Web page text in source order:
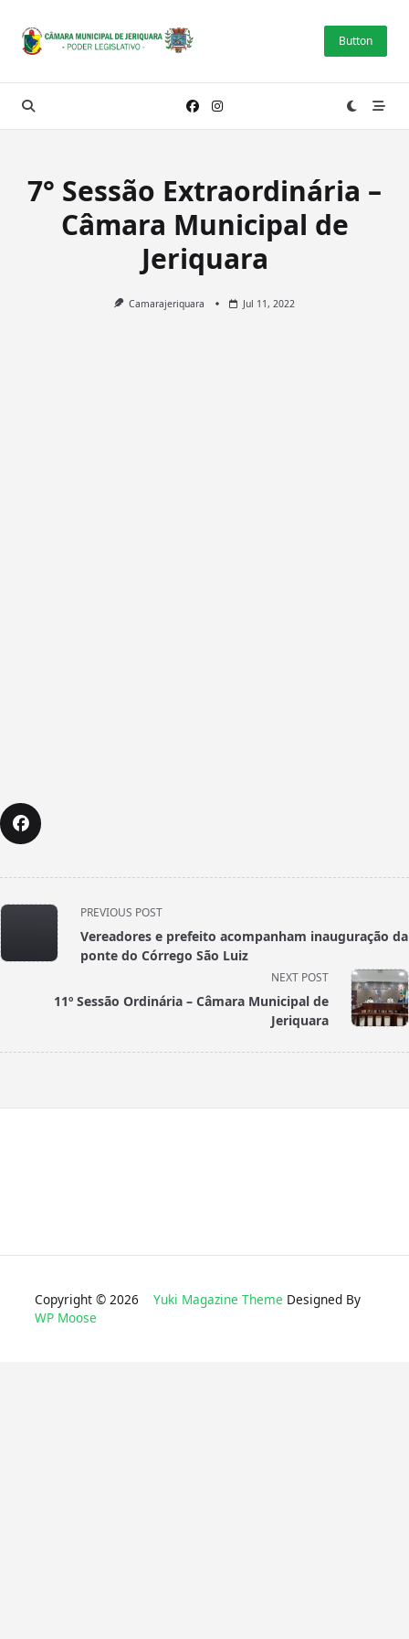
content
Button
7° Sessão Extraordinária –
Câmara Municipal de
Jeriquara
Camarajeriquara Jul 11, 2022
<span
class="nav-
subtitle
PREVIOUS POST
Vereadores e prefeito acompanham inauguração da
ponte do Córrego São Luiz
NEXT POST
11º Sessão Ordinária – Câmara Municipal de
Jeriquara
Copyright © 2026 Yuki Magazine Theme Designed By
WP Moose